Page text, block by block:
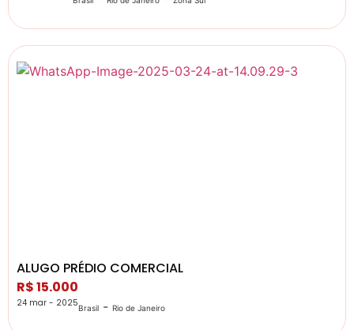
ALUGO PRÉDIO COMERCIAL
R$ 15.000
24 mar - 2025Brasil - Rio de Janeiro